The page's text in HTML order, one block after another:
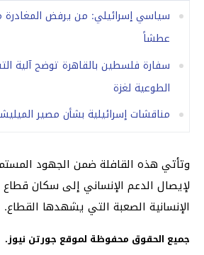
سياسي إسرائيلي: من يرفض
عطشاً
سفارة فلسطين بالقاهرة توضح آلية
الطوعية لغزة
مناقشات إسرائيلية بشأن مصير
وتأتي هذه القافلة ضمن الجهود
لإيصال الدعم الإنساني إلى سكان
الإنسانية الصعبة التي يشهدها القطاع.
جميع الحقوق محفوظة لموقع جورتن نيوز.